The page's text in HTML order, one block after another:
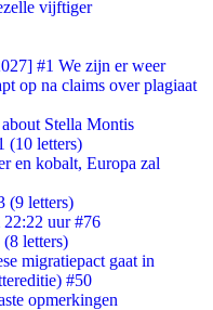
vijftiger
#1 We zijn er weer
op na claims over plagiaat
Stella Montis
(10 letters)
en kobalt, Europa zal
(9 letters)
uur #76
(8 letters)
migratiepact gaat in
#50
opmerkingen